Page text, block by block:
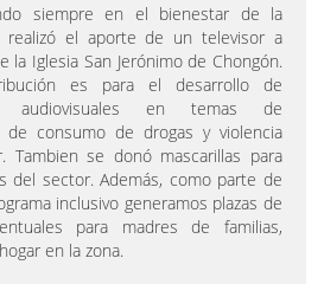
siempre en el bienestar de la
realizó el aporte de un televisor a
la Iglesia San Jerónimo de Chongón.
es para el desarrollo de
audiovisuales en temas de
de consumo de drogas y violencia
Tambien se donó mascarillas para
del sector. Además, como parte de
inclusivo generamos plazas de
para madres de familias,
en la zona.